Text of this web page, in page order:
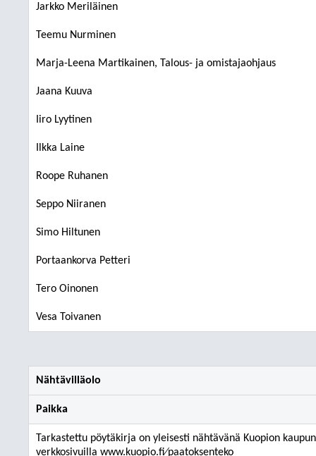
Jarkko Meriläinen
Teemu Nurminen
Marja-Leena Martikainen, Talous- ja omistajaohjaus
Jaana Kuuva
Iiro Lyytinen
Ilkka Laine
Roope Ruhanen
Seppo Niiranen
Simo Hiltunen
Portaankorva Petteri
Tero Oinonen
Vesa Toivanen
Nähtävilläolo
Paikka
Tarkastettu pöytäkirja on yleisesti nähtävänä Kuopion
verkkosivuilla www.kuopio.fi⁄paatoksenteko